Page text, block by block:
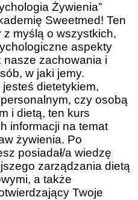
Żywienia”
Sweetmed! Ten
z myślą o wszystkich,
aspekty
nasze zachowania i
w jaki jemy.
dietetykiem,
czy osobą
i dietą, ten kurs
informacji na temat
żywienia. Po
posiadał/a wiedzę
zarządzania dietą
a także
Twoje